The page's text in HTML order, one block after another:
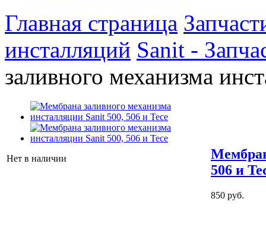
Главная страница
инсталляций Sanit -
заливного механизма
Нет в наличии
506 и
850 руб.